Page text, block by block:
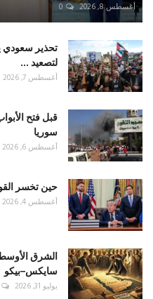
أغسطس 8, 2026 0
تحذير سعودي
لتصعيد ...
أغسطس 7, 2026
قبل فتح
سوريا
أغسطس 6, 2026
حين تخسر
أغسطس 4, 2026
الشرق
سايكس–بيكو
يوليو 31, 2026